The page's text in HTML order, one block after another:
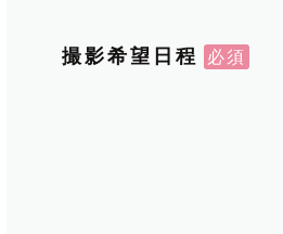
撮影希望日程